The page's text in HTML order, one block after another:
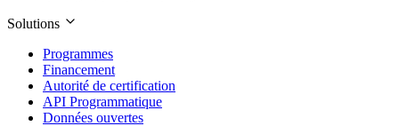
Solutions
Programmes
Financement
Autorité de certification
API Programmatique
Données ouvertes